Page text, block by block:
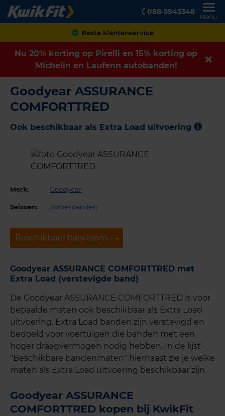
088-5945348
Menu
Beste klantenservice
Nu 20% korting op Pirelli en 15% korting op
Michelin en Laufenn autobanden!
Goodyear ASSURANCE
COMFORTTRED
Ook beschikbaar als Extra Load uitvoering
Merk: Goodyear
Seizoen: Zomerbanden
Beschikbare bandenmaten
Beschikbare bandenmaten
Goodyear ASSURANCE COMFORTTRED met
Extra Load (verstevigde band)
De Goodyear ASSURANCE COMFORTTRED is voor
bepaalde maten ook beschikbaar als Extra Load
uitvoering. Extra Load banden zijn verstevigd en
bedoeld voor voertuigen die banden met een
hoger draagvermogen nodig hebben. In de lijst
"Beschikbare bandenmaten" hiernaast zie je welke
maten als Extra Load uitvoering beschikbaar zijn.
Goodyear ASSURANCE
COMFORTTRED kopen bij KwikFit